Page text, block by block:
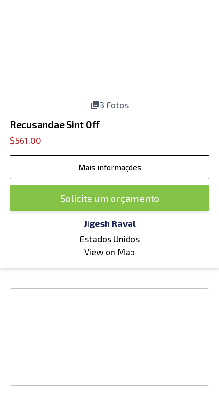
3 Fotos
Recusandae Sint Off
$561.00
Mais informações
Solicite um orçamento
Jigesh Raval
Estados Unidos
View on Map